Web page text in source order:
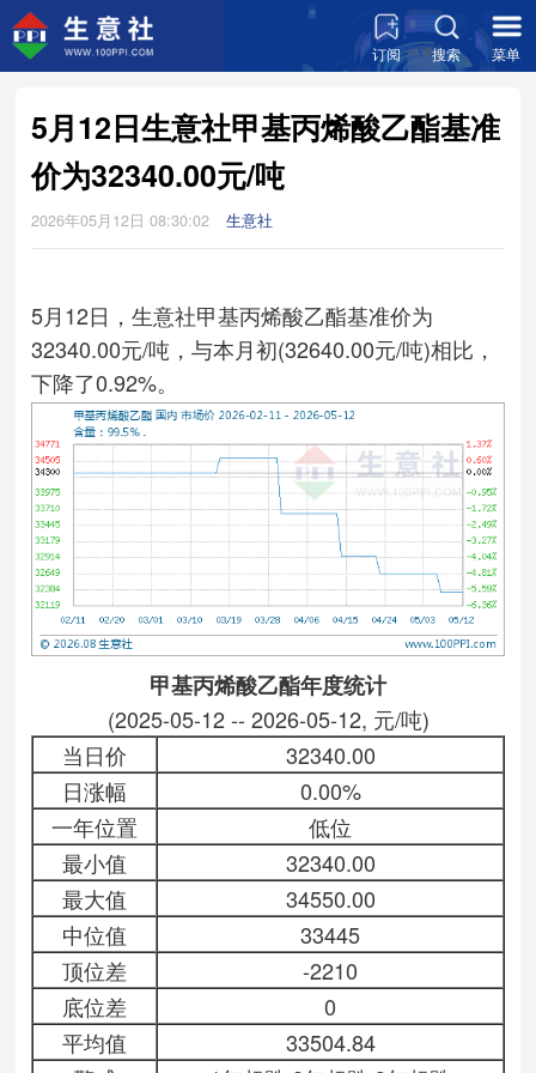
订阅 搜索 菜单
5月12日生意社甲基丙烯酸乙酯基准
价为32340.00元/吨
2026年05月12日 08:30:02 生意社
5月12日，生意社甲基丙烯酸乙酯基准价为
32340.00元/吨，与本月初(32640.00元/吨)相比，
下降了0.92%。
甲基丙烯酸乙酯年度统计
(2025-05-12 -- 2026-05-12, 元/吨)
当日价
32340.00
日涨幅
0.00%
一年位置
低位
最小值
32340.00
最大值
34550.00
中位值
33445
顶位差
-2210
底位差
0
平均值
33504.84